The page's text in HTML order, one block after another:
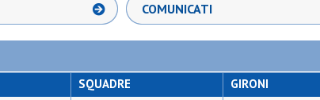
COMUNICATI
SQUADRE GIRONI